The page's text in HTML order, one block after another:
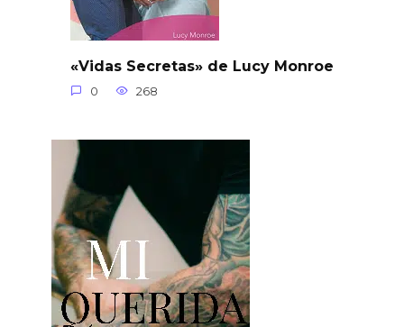
«Vidas Secretas» de Lucy Monroe
0 268